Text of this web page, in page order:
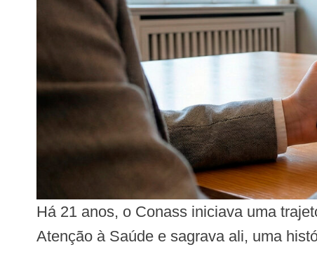
Há 21 anos, o Conass iniciava uma
Atenção à Saúde e sagrava ali, uma